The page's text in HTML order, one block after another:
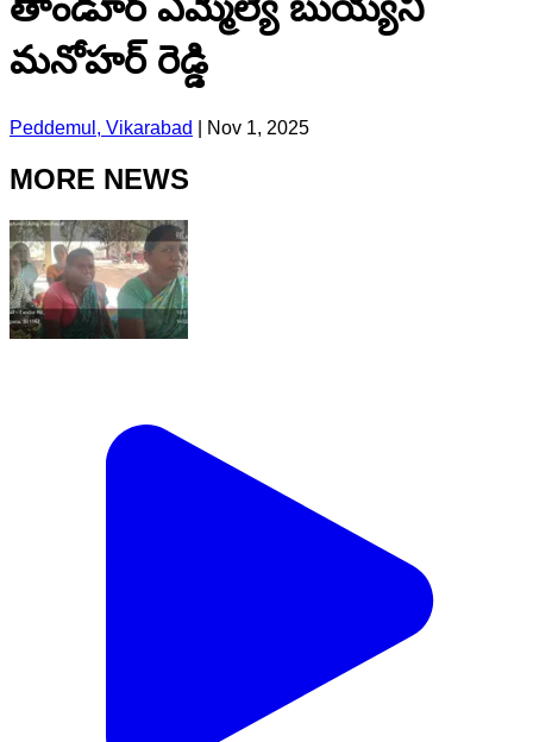
తాండూర్ ఎమ్మెల్యే బుయ్యని
మనోహర్ రెడ్డి
Peddemul, Vikarabad Nov 1, 2025
MORE NEWS